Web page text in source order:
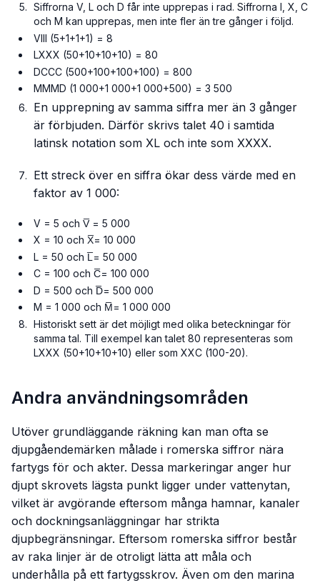
Siffrorna V, L och D får inte upprepas i rad. Siffrorna I, X, C
och M kan upprepas, men inte fler än tre gånger i följd.
VIII (5+1+1+1) = 8
LXXX (50+10+10+10) = 80
DCCC (500+100+100+100) = 800
MMMD (1 000+1 000+1 000+500) = 3 500
En upprepning av samma siffra mer än 3 gånger
är förbjuden. Därför skrivs talet 40 i samtida
latinsk notation som XL och inte som XXXX.
Ett streck över en siffra ökar dess värde med en
faktor av 1 000:
V = 5 och V̅ = 5 000
X = 10 och X̅= 10 000
L = 50 och L̅= 50 000
C = 100 och C̅= 100 000
D = 500 och D̅= 500 000
M = 1 000 och M̅= 1 000 000
Historiskt sett är det möjligt med olika beteckningar för
samma tal. Till exempel kan talet 80 representeras som
LXXX (50+10+10+10) eller som XXC (100-20).
Andra användningsområden
Utöver grundläggande räkning kan man ofta se
djupgåendemärken målade i romerska siffror nära
fartygs för och akter. Dessa markeringar anger hur
djupt skrovets lägsta punkt ligger under vattenytan,
vilket är avgörande eftersom många hamnar, kanaler
och dockningsanläggningar har strikta
djupbegränsningar. Eftersom romerska siffror består
av raka linjer är de otroligt lätta att måla och
underhålla på ett fartygsskrov. Även om den marina